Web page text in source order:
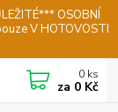
OSOBNÍ
V HOTOVOSTI
0 ks
za 0 Kč